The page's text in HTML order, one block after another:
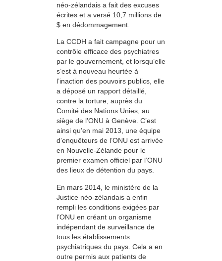
néo-zélandais a fait des excuses
écrites et a versé 10,7 millions de
$ en dédommagement.
La CCDH a fait campagne pour un
contrôle efficace des psychiatres
par le gouvernement, et lorsqu’elle
s’est à nouveau heurtée à
l’inaction des pouvoirs publics, elle
a déposé un rapport détaillé,
contre la torture, auprès du
Comité des Nations Unies, au
siège de l’ONU à Genève. C’est
ainsi qu’en mai 2013, une équipe
d’enquêteurs de l’ONU est arrivée
en Nouvelle-Zélande pour le
premier examen officiel par l’ONU
des lieux de détention du pays.
En mars 2014, le ministère de la
Justice néo-zélandais a enfin
rempli les conditions exigées par
l’ONU en créant un organisme
indépendant de surveillance de
tous les établissements
psychiatriques du pays. Cela a en
outre permis aux patients de